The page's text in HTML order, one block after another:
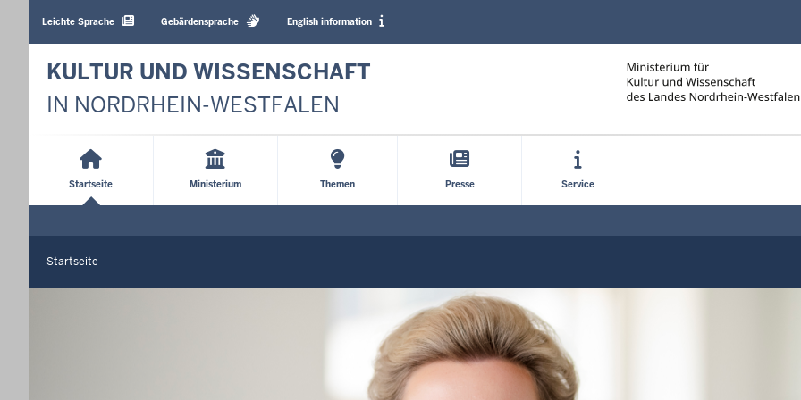
Sprachen
Leichte Sprache Gebärdensprache English information
KULTUR UND WISSENSCHAFT
IN NORDRHEIN-WESTFALEN
Startseite Ministerium Themen Presse Service
Sie
befinden
Startseite
S